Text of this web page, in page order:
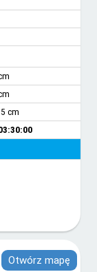
cm
Otwórz mapę